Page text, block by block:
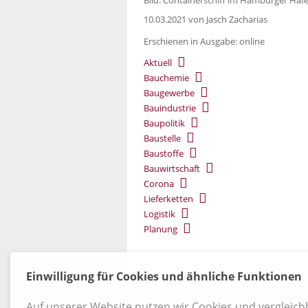
10.03.2021 von Jasch Zacharias
Erschienen in Ausgabe: online
Aktuell
Bauchemie
Baugewerbe
Bauindustrie
Baupolitik
Baustelle
Baustoffe
Bauwirtschaft
Corona
Lieferketten
Logistik
Planung
Einwilligung für Cookies und ähnliche Funktionen